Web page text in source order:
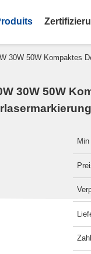
30W 50W Kompaktes
30W 50W